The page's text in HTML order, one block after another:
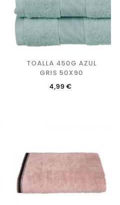
TOALLA 450G AZUL
GRIS 50X90
Precio
4,99 €